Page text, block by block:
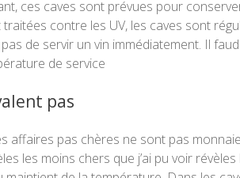
ces caves sont prévues pour
contre les UV, les caves sont
de servir un vin immédiatement. Il
de service
pas
affaires pas chères ne sont pas
les moins chers que j’ai pu voir